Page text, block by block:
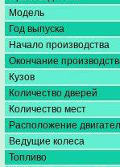
Модель
Год выпуска
Начало производства
Окончание
Кузов
Количество дверей
Количество мест
Расположение
Ведущие колеса
Топливо